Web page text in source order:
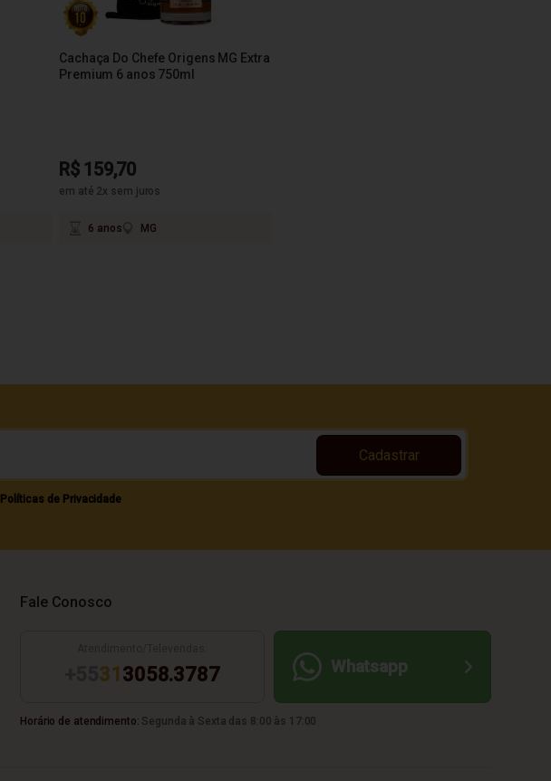
Cachaça Do Chefe Origens MG Extra
Premium 6 anos 750ml
R$ 159,70
em até 2x sem juros
6 anos MG
Políticas de Privacidade
Cadastrar
Fale Conosco
31 3058.3787 Whatsapp
Horário de atendimento: Segunda à Sexta das 8:00 às 17:00